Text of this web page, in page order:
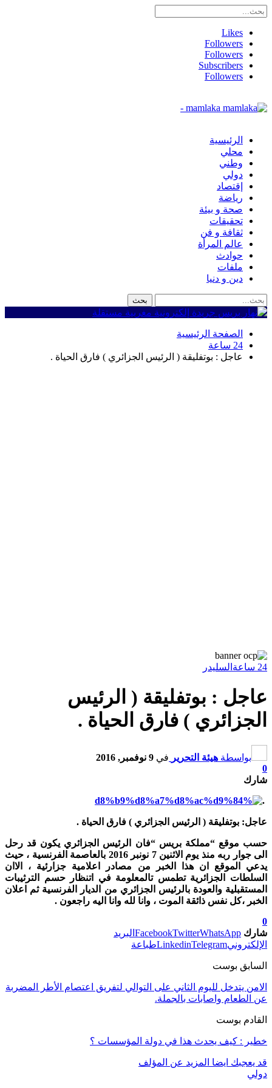
Likes
Followers
Followers
Subscribers
Followers
mamlaka -
الرئيسية
محلي
وطني
دولي
إقتصاد
رياضة
صحة و بيئة
تحقيقات
ثقافة و فن
عالم المرأة
حوادث
ملفات
دين و دنيا
الصفحة الرئيسية
24 ساعة
عاجل : بوتفليقة ( الرئيس الجزائري ) فارق الحياة .
24 ساعة السليدر
عاجل : بوتفليقة ( الرئيس
الجزائري ) فارق الحياة .
بواسطة هيئة التحرير في 9 نوفمبر, 2016
0
شارك
.
عاجل: بوتفليقة ( الرئيس الجزائري ) فارق الحياة .
حسب موقع “مملكة بريس “فان الرئيس الجزائري يكون قد رحل
الى جوار ربه منذ يوم الاثنين 7 نونبر 2016 بالعاصمة الفرنسية ، حيث
يدعي الموقع ان هذا الخبر من مصادر اعلامية جزارئية ، الاان
السلطات الجزائرية تطمس تالمعلومة في اتنظار حسم الترثيبات
المستقبلية والعودة بالرئيس الجزائري من الديار الفرنسية ثم اعلان
الخبر ،كل نفس ذائقة الموت ، وانا لله وانا اليه راجعون .
0
شارك
FacebookTwitterWhatsApp
البريد
الإلكتروني
LinkedinTelegram طباعة
السابق بوست
الامن يتدخل لليوم الثاني على التوالي لتفريق اعتصام الأطر المضربة
عن الطعام واصابات بالجملة.
القادم بوست
خطير : كيف يحدث هذا في دولة المؤسسات ؟
قد يعجبك ايضا المزيد عن المؤلف
دولي